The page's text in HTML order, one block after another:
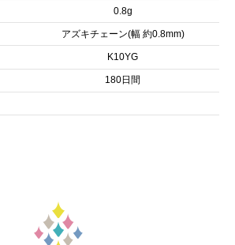
0.8g
アズキチェーン(幅 約0.8mm)
K10YG
180日間